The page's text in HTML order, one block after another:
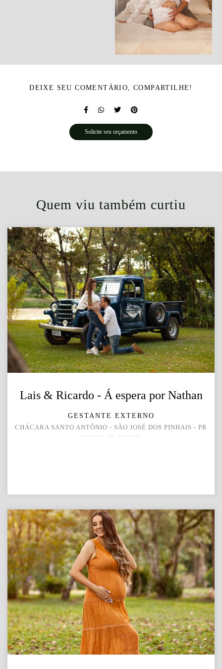
DEIXE SEU COMENTÁRIO, COMPARTILHE!
Solicite seu orçamento
Quem viu também curtiu
Lais & Ricardo - Á espera por Nathan
GESTANTE EXTERNO
CHÁCARA SANTO ANTÔNIO - SÃO JOSÉ DOS PINHAIS - PR